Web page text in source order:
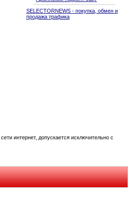
SELECTORNEWS - покупка, обмен и
продажа трафика
интернет, допускается исключительно с